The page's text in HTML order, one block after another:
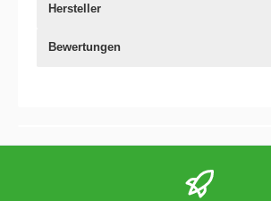
Hersteller
Bewertungen